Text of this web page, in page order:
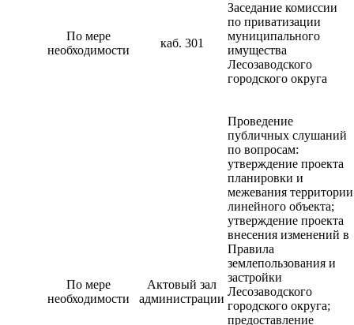
По мере
необходимости
каб. 301
Заседание комиссии
по приватизации
муниципального
имущества
Лесозаводского
городского округа
По мере
необходимости
Актовый зал
администрации
Проведение
публичных слушаний
по вопросам:
утверждение проекта
планировки и
межевания территории
линейного объекта;
утверждение проекта
внесения изменений в
Правила
землепользования и
застройки
Лесозаводского
городского округа;
предоставление